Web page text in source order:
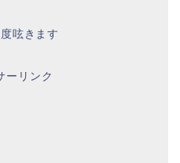
呟きます
ーリンク